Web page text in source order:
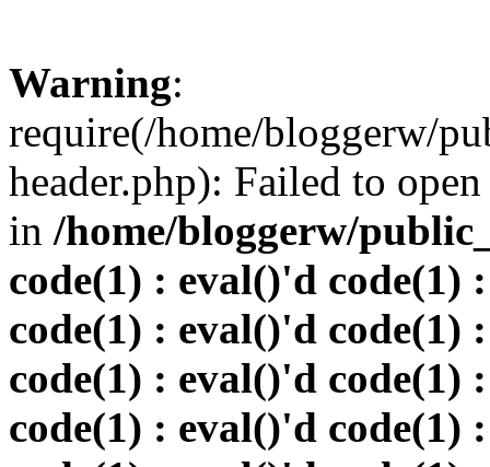
Warning:
require(/home/bloggerw/
header.php): Failed to
in /home/bloggerw/
code(1) : eval()'d code(1)
code(1) : eval()'d code(1)
code(1) : eval()'d code(1)
code(1) : eval()'d code(1)